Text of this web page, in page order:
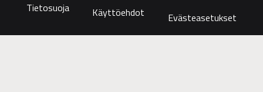
Tietosuoja Käyttöehdot Evästeasetukset